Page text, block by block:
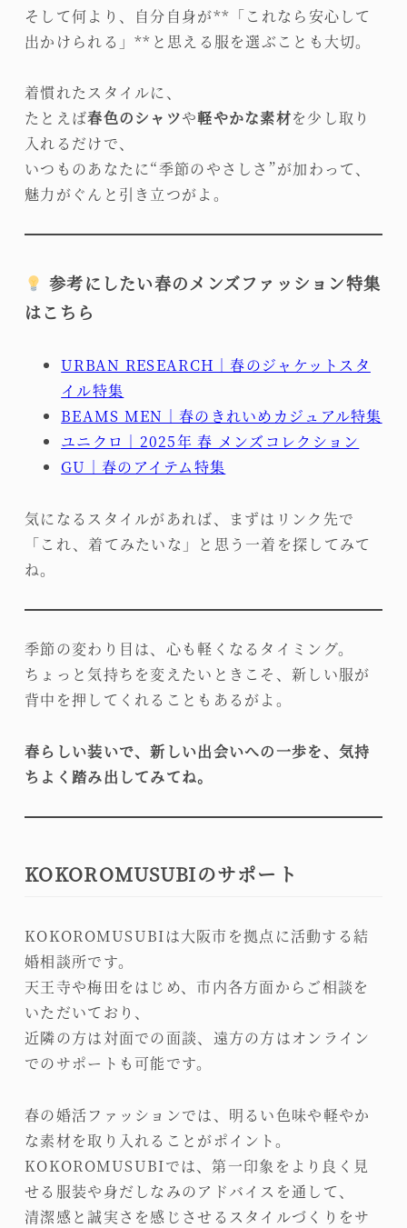
そして何より、自分自身が**「これなら安心して
出かけられる」**と思える服を選ぶことも大切。
着慣れたスタイルに、
たとえば春色のシャツや軽やかな素材を少し取り
入れるだけで、
いつものあなたに“季節のやさしさ”が加わって、
魅力がぐんと引き立つがよ。
参考にしたい春のメンズファッション特集
はこちら
URBAN RESEARCH｜春のジャケットスタ
イル特集
BEAMS MEN｜春のきれいめカジュアル特集
ユニクロ｜2025年 春 メンズコレクション
GU｜春のアイテム特集
気になるスタイルがあれば、まずはリンク先で
「これ、着てみたいな」と思う一着を探してみて
ね。
季節の変わり目は、心も軽くなるタイミング。
ちょっと気持ちを変えたいときこそ、新しい服が
背中を押してくれることもあるがよ。
春らしい装いで、新しい出会いへの一歩を、気持
ちよく踏み出してみてね。
KOKOROMUSUBIのサポート
KOKOROMUSUBIは大阪市を拠点に活動する結
婚相談所です。
天王寺や梅田をはじめ、市内各方面からご相談を
いただいており、
近隣の方は対面での面談、遠方の方はオンライン
でのサポートも可能です。
春の婚活ファッションでは、明るい色味や軽やか
な素材を取り入れることがポイント。
KOKOROMUSUBIでは、第一印象をより良く見
せる服装や身だしなみのアドバイスを通して、
清潔感と誠実さを感じさせるスタイルづくりをサ